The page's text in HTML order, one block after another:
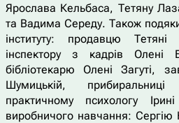
Ярослава Кельбаса, Тетяну
та Вадима Середу. Також
інституту: продавцю
інспектору з кадрів Олені
бібліотекарю Олені Загуті,
Шумицькій,
практичному психологу
виробничого навчання: